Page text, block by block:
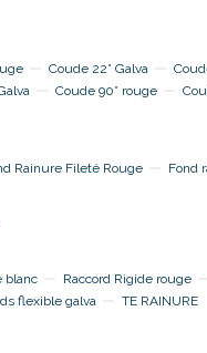
Coude 22° Galva
Coude 90° rouge
Rainure Fileté Rouge Fond
blanc Raccord Rigide rouge
flexible galva TE RAINURE